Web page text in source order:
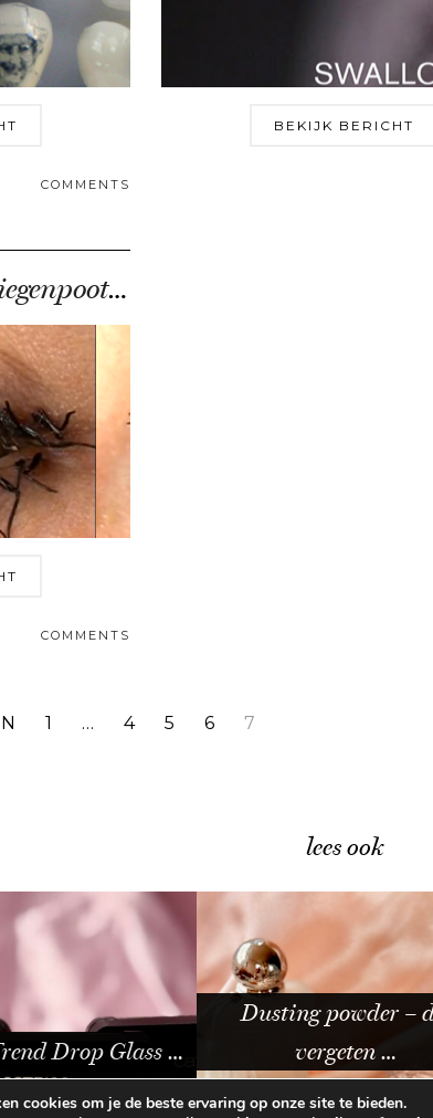
COMMENTS
BEKIJK BERICHT
Nepwimpers van vliegenpootjes
COMMENTS
1 … 4 5 6 7
lees ook
powder – dit
vergeten …
Mijn review van
cookies om je de beste ervaring op onze site te bieden.